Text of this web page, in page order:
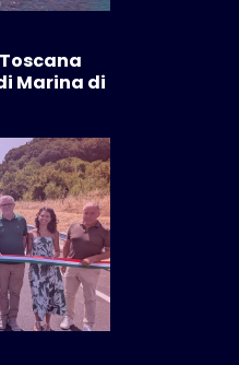
Marina di